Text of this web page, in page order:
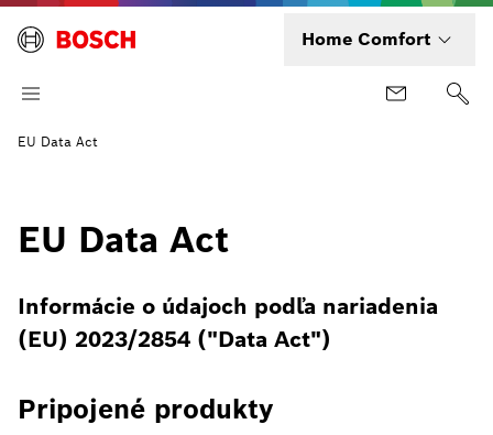
Home Comfort
EU Data Act
EU Data Act
Informácie o údajoch podľa nariadenia
(EU) 2023/2854 ("Data Act")
Pripojené produkty